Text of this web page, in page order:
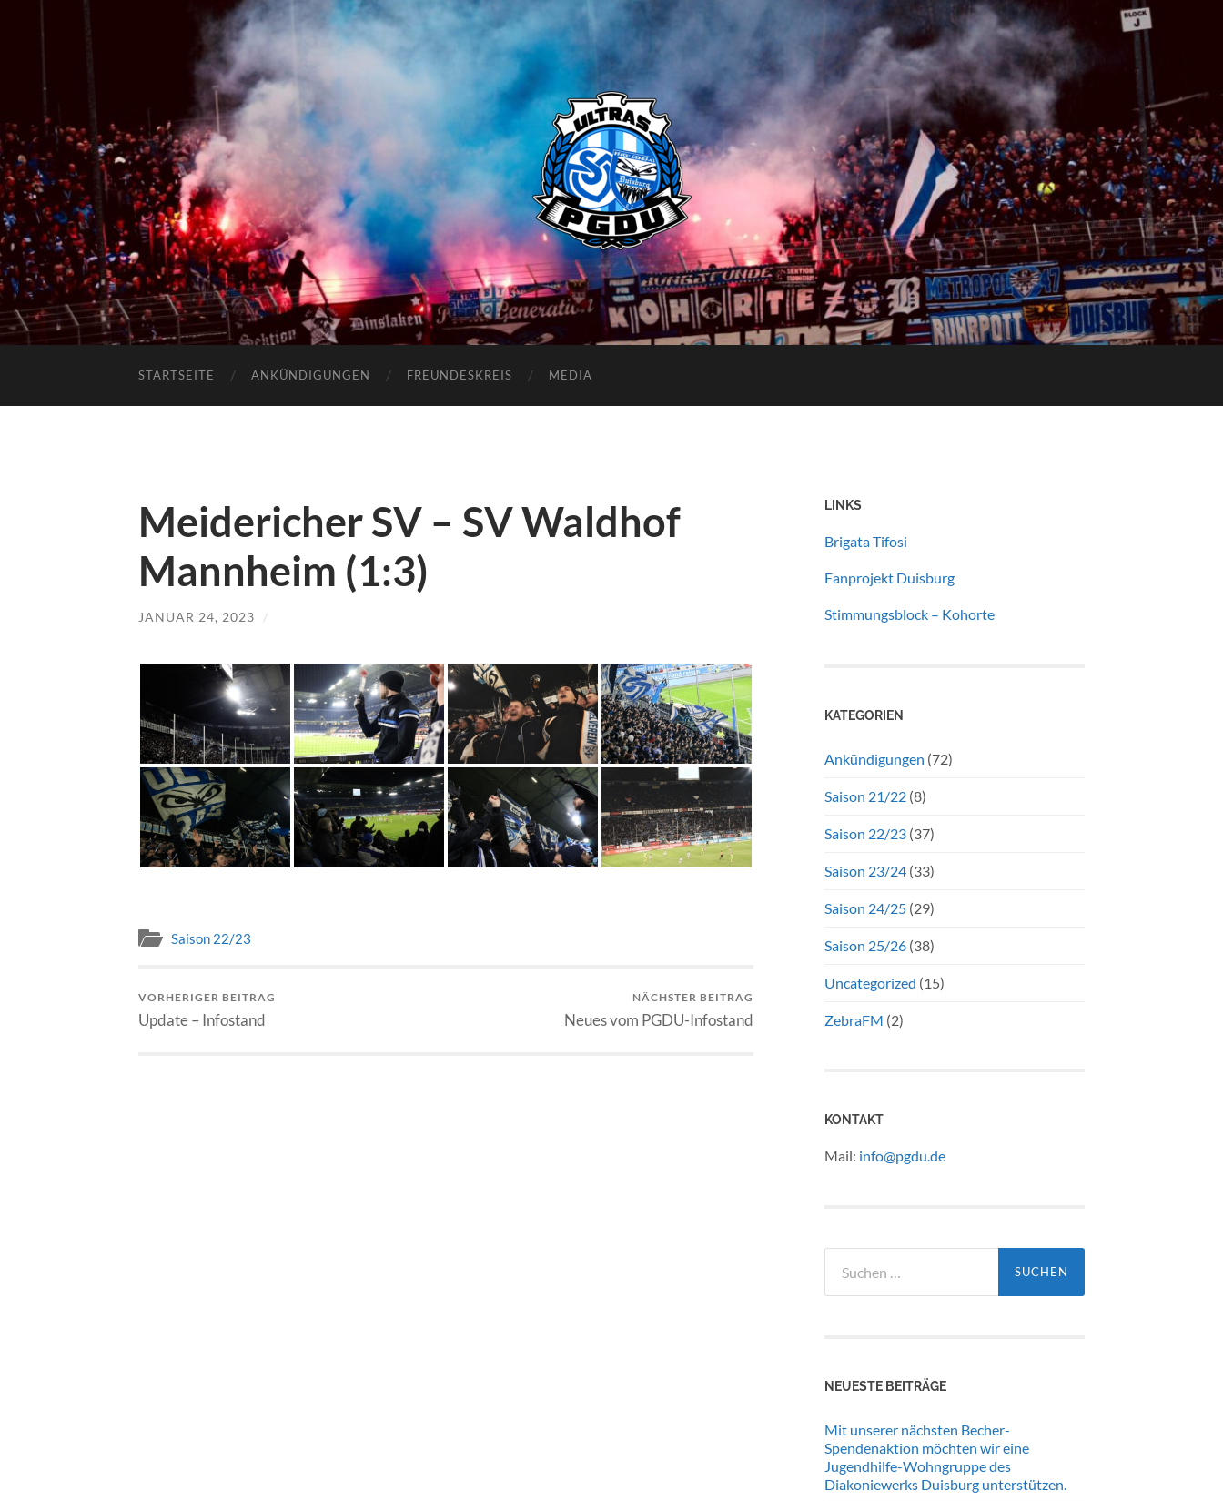
Proud
Generation
Duisburg
STARTSEITE ANKÜNDIGUNGEN FREUNDESKREIS MEDIA
Meidericher SV – SV Waldhof
Mannheim (1:3)
JANUAR 24, 2023 /
Saison 22/23
VORHERIGER BEITRAG
Update – Infostand
NÄCHSTER BEITRAG
Neues vom PGDU-Infostand
LINKS
Brigata Tifosi
Fanprojekt Duisburg
Stimmungsblock – Kohorte
KATEGORIEN
Ankündigungen (72)
Saison 21/22 (8)
Saison 22/23 (37)
Saison 23/24 (33)
Saison 24/25 (29)
Saison 25/26 (38)
Uncategorized (15)
ZebraFM (2)
KONTAKT
Mail: info@pgdu.de
nach:
NEUESTE BEITRÄGE
Mit unserer nächsten Becher-
Spendenaktion möchten wir eine
Jugendhilfe-Wohngruppe des
Diakoniewerks Duisburg unterstützen.